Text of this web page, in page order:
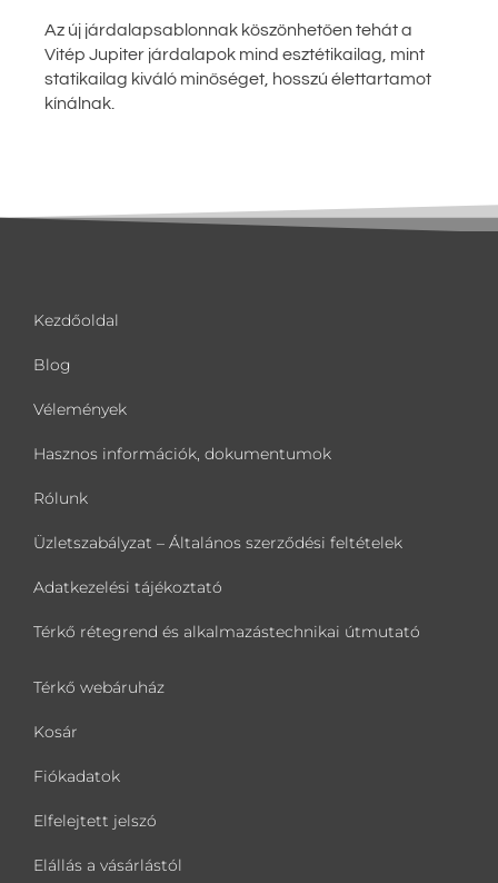
Az új járdalapsablonnak köszönhetően tehát a
Vitép Jupiter járdalapok mind esztétikailag, mint
statikailag kiváló minőséget, hosszú élettartamot
kínálnak.
Kezdőoldal
Blog
Vélemények
Hasznos információk, dokumentumok
Rólunk
Üzletszabályzat – Általános szerződési feltételek
Adatkezelési tájékoztató
Térkő rétegrend és alkalmazástechnikai útmutató
Térkő webáruház
Kosár
Fiókadatok
Elfelejtett jelszó
Elállás a vásárlástól